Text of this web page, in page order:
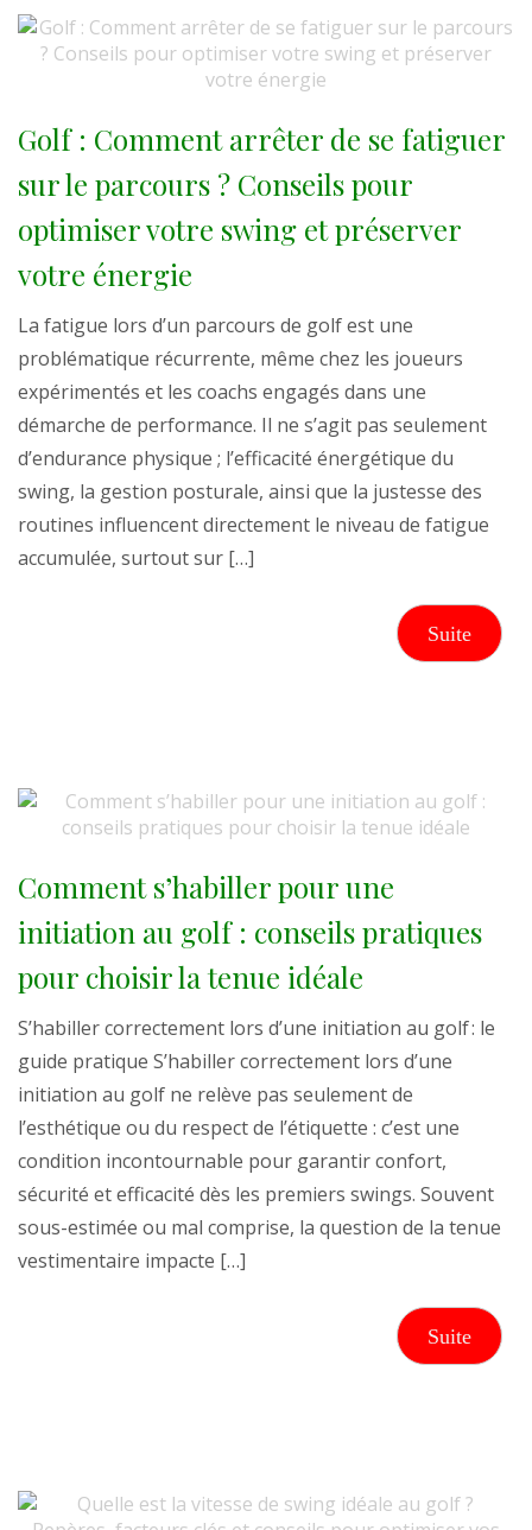
Golf : Comment arrêter de se fatiguer
sur le parcours ? Conseils pour
optimiser votre swing et préserver
votre énergie
La fatigue lors d’un parcours de golf est une
problématique récurrente, même chez les joueurs
expérimentés et les coachs engagés dans une
démarche de performance. Il ne s’agit pas seulement
d’endurance physique ; l’efficacité énergétique du
swing, la gestion posturale, ainsi que la justesse des
routines influencent directement le niveau de fatigue
accumulée, surtout sur […]
Suite
Comment s’habiller pour une
initiation au golf : conseils pratiques
pour choisir la tenue idéale
S’habiller correctement lors d’une initiation au golf : le
guide pratique S’habiller correctement lors d’une
initiation au golf ne relève pas seulement de
l’esthétique ou du respect de l’étiquette : c’est une
condition incontournable pour garantir confort,
sécurité et efficacité dès les premiers swings. Souvent
sous-estimée ou mal comprise, la question de la tenue
vestimentaire impacte […]
Suite